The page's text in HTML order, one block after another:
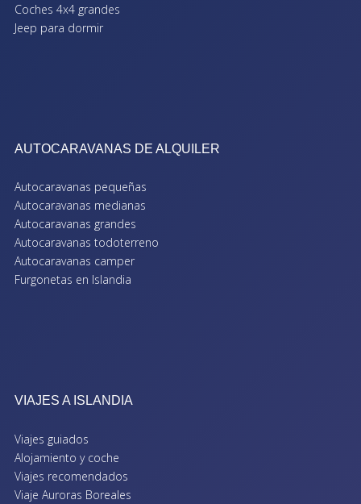
Coches 4x4 grandes
Jeep para dormir
AUTOCARAVANAS DE ALQUILER
Autocaravanas pequeñas
Autocaravanas medianas
Autocaravanas grandes
Autocaravanas todoterreno
Autocaravanas camper
Furgonetas en Islandia
VIAJES A ISLANDIA
Viajes guiados
Alojamiento y coche
Viajes recomendados
Viaje Auroras Boreales